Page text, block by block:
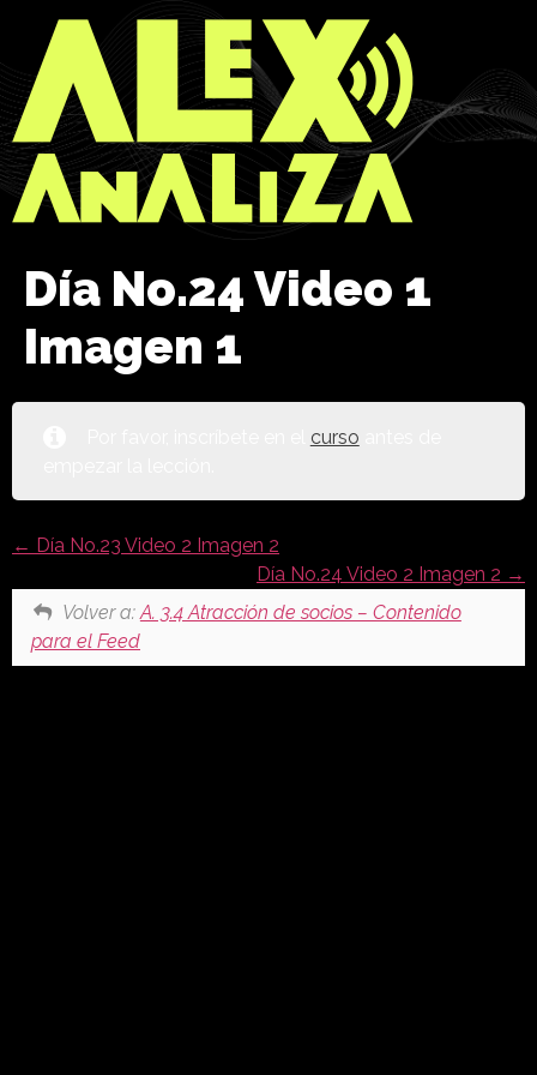
Día No.24 Video 1
Imagen 1
curso
Día No.23 Video 2 Imagen 2
Día No.24 Video 2 Imagen 2
Volver a:A. 3.4 Atracción de socios – Contenido
para el Feed